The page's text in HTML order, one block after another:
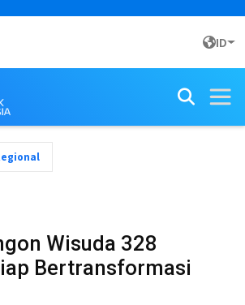
ID
Wisuda 328
Bertransformasi